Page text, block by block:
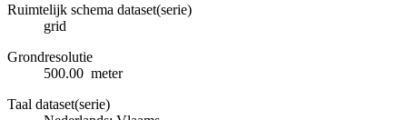
Ruimtelijk schema dataset(serie)
grid
Grondresolutie
500.00 meter
Taal dataset(serie)